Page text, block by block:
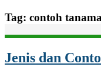
Tag: contoh
Jenis dan